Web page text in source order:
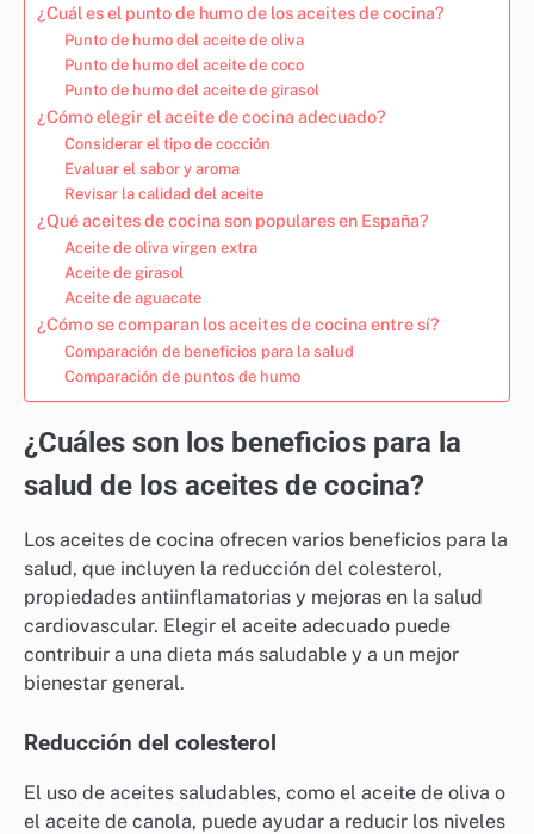
¿Cuál es el punto de humo de los aceites de cocina?
Punto de humo del aceite de oliva
Punto de humo del aceite de coco
Punto de humo del aceite de girasol
¿Cómo elegir el aceite de cocina adecuado?
Considerar el tipo de cocción
Evaluar el sabor y aroma
Revisar la calidad del aceite
¿Qué aceites de cocina son populares en España?
Aceite de oliva virgen extra
Aceite de girasol
Aceite de aguacate
¿Cómo se comparan los aceites de cocina entre sí?
Comparación de beneficios para la salud
Comparación de puntos de humo
¿Cuáles son los beneficios para la
salud de los aceites de cocina?
Los aceites de cocina ofrecen varios beneficios para la
salud, que incluyen la reducción del colesterol,
propiedades antiinflamatorias y mejoras en la salud
cardiovascular. Elegir el aceite adecuado puede
contribuir a una dieta más saludable y a un mejor
bienestar general.
Reducción del colesterol
El uso de aceites saludables, como el aceite de oliva o
el aceite de canola, puede ayudar a reducir los niveles